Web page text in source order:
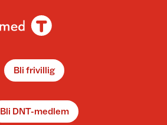
Bli frivillig
Bli DNT-medlem